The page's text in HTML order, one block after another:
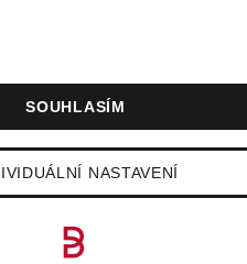
NASTAVENÍ
SOUHLASÍM